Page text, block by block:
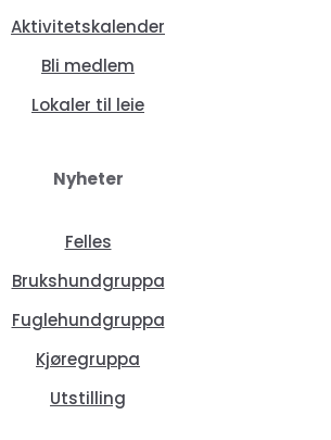
Aktivitetskalender
Bli medlem
Lokaler til leie
Nyheter
Felles
Brukshundgruppa
Fuglehundgruppa
Kjøregruppa
Utstilling